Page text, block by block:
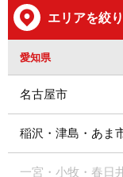
エリアを絞
愛知県
名古屋市
稲沢・津島・あま
一宮・小牧・春日